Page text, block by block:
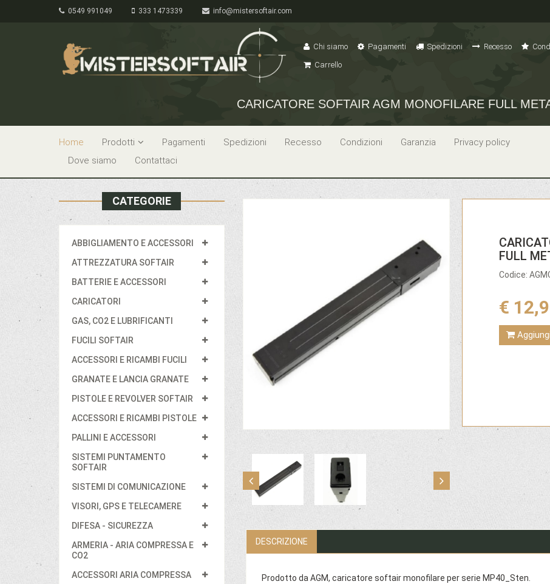
0549 991049 333 1473339 info@mistersoftair.com
Chi siamo Pagamenti Spedizioni Recesso
Carrello
CARICATORE SOFTAIR AGM MONOFILARE FULL
Home Prodotti Pagamenti Spedizioni Recesso Condizioni Garanzia
Privacy policy
Dove siamo
Contattaci
CATEGORIE
ABBIGLIAMENTO E ACCESSORI
ATTREZZATURA SOFTAIR
BATTERIE E ACCESSORI
CARICATORI
GAS, CO2 E LUBRIFICANTI
FUCILI SOFTAIR
ACCESSORI E RICAMBI FUCILI
GRANATE E LANCIA GRANATE
PISTOLE E REVOLVER SOFTAIR
ACCESSORI E RICAMBI PISTOLE
PALLINI E ACCESSORI
SISTEMI PUNTAMENTO
SOFTAIR
SISTEMI DI COMUNICAZIONE
VISORI, GPS E TELECAMERE
DIFESA - SICUREZZA
ARMERIA - ARIA COMPRESSA E
CO2
ACCESSORI ARIA COMPRESSA
FULL
Codice:
€
DESCRIZIONE
Prodotto da AGM, caricatore softair monofilare per serie MP40_Sten.